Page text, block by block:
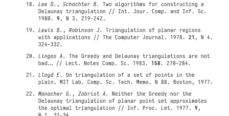
Lee D. ,Schachter B.
Two algorithms for constructing a
Delaunay triangulation // Int. Jour. Comp. and Inf. Sc.
1980.9 , N 3. 219-242.
Lewis B. ,Robinson J.
Triangulation of planar regions
with applications // The Computer Journal. 1978.21 , N 4.
324-332.
Lingas A.
The Greedy and Delaunay triangulations are not
bad… // Lect. Notes Comp. Sc. 1983.158 . 270-284.
Lloyd E.
On triangulation of a set of points in the
plain. MIT Lab. Comp. Sc. Tech. Memo. N 88. Boston, 1977.
Manacher G. ,Zobrist A.
Neither the Greedy nor the
Delaunay triangulation of planar point set approximates
the optimal triangulation // Inf. Proc. Let. 1977.9 ,